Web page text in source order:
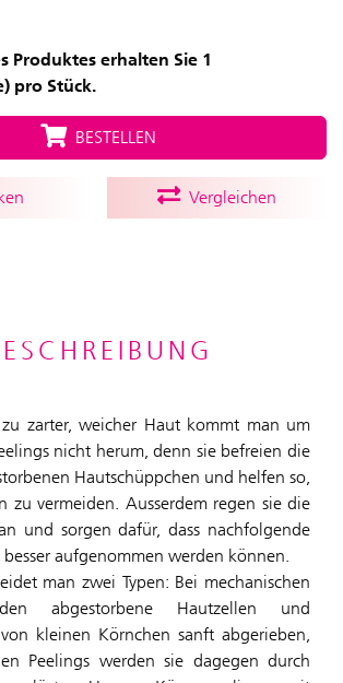
Produktes erhalten Sie 1
pro Stück.
BESTELLEN
Vergleichen
zarter, weicher Haut kommt man um
nicht herum, denn sie befreien die
Hautschüppchen und helfen so,
zu vermeiden. Ausserdem regen sie die
und sorgen dafür, dass nachfolgende
aufgenommen werden können.
man zwei Typen: Bei mechanischen
abgestorbene Hautzellen und
kleinen Körnchen sanft abgerieben,
Peelings werden sie dagegen durch